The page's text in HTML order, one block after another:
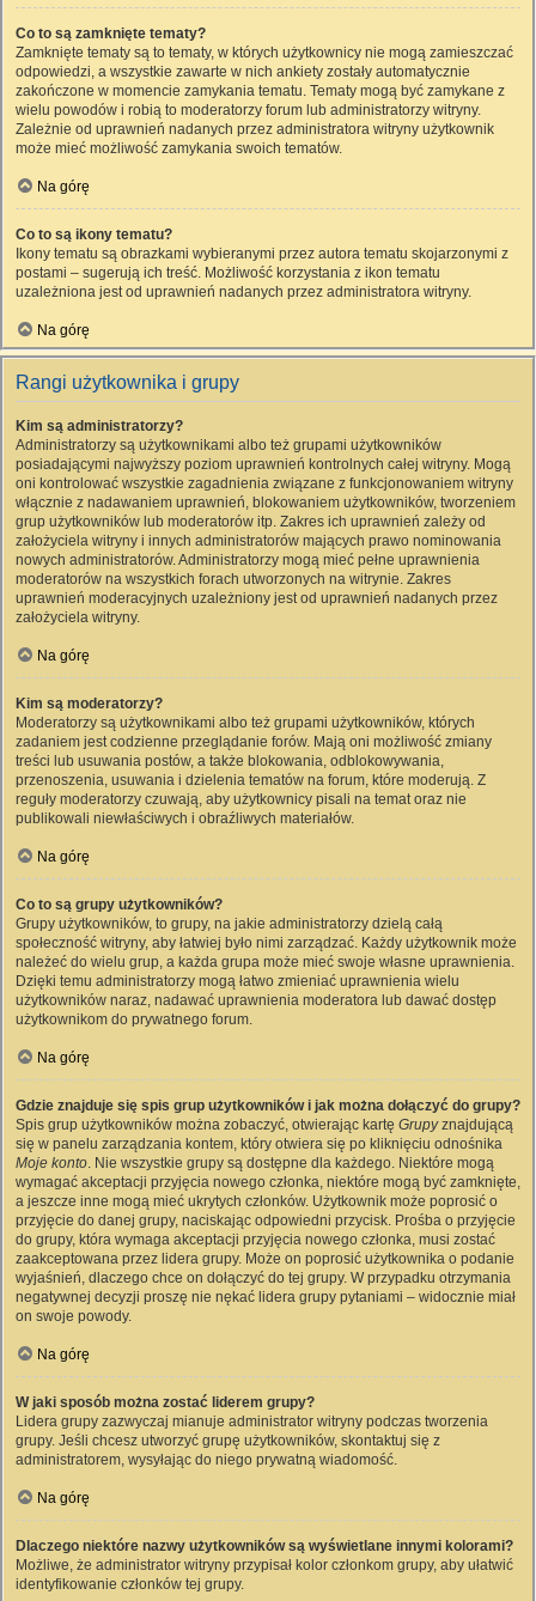
Co to są zamknięte tematy?
Zamknięte tematy są to tematy, w których użytkownicy nie mogą zamieszczać
odpowiedzi, a wszystkie zawarte w nich ankiety zostały automatycznie
zakończone w momencie zamykania tematu. Tematy mogą być zamykane z
wielu powodów i robią to moderatorzy forum lub administratorzy witryny.
Zależnie od uprawnień nadanych przez administratora witryny użytkownik
może mieć możliwość zamykania swoich tematów.
Na górę
Co to są ikony tematu?
Ikony tematu są obrazkami wybieranymi przez autora tematu skojarzonymi z
postami – sugerują ich treść. Możliwość korzystania z ikon tematu
uzależniona jest od uprawnień nadanych przez administratora witryny.
Na górę
Rangi użytkownika i grupy
Kim są administratorzy?
Administratorzy są użytkownikami albo też grupami użytkowników
posiadającymi najwyższy poziom uprawnień kontrolnych całej witryny. Mogą
oni kontrolować wszystkie zagadnienia związane z funkcjonowaniem witryny
włącznie z nadawaniem uprawnień, blokowaniem użytkowników, tworzeniem
grup użytkowników lub moderatorów itp. Zakres ich uprawnień zależy od
założyciela witryny i innych administratorów mających prawo nominowania
nowych administratorów. Administratorzy mogą mieć pełne uprawnienia
moderatorów na wszystkich forach utworzonych na witrynie. Zakres
uprawnień moderacyjnych uzależniony jest od uprawnień nadanych przez
założyciela witryny.
Na górę
Kim są moderatorzy?
Moderatorzy są użytkownikami albo też grupami użytkowników, których
zadaniem jest codzienne przeglądanie forów. Mają oni możliwość zmiany
treści lub usuwania postów, a także blokowania, odblokowywania,
przenoszenia, usuwania i dzielenia tematów na forum, które moderują. Z
reguły moderatorzy czuwają, aby użytkownicy pisali na temat oraz nie
publikowali niewłaściwych i obraźliwych materiałów.
Na górę
Co to są grupy użytkowników?
Grupy użytkowników, to grupy, na jakie administratorzy dzielą całą
społeczność witryny, aby łatwiej było nimi zarządzać. Każdy użytkownik może
należeć do wielu grup, a każda grupa może mieć swoje własne uprawnienia.
Dzięki temu administratorzy mogą łatwo zmieniać uprawnienia wielu
użytkowników naraz, nadawać uprawnienia moderatora lub dawać dostęp
użytkownikom do prywatnego forum.
Na górę
Gdzie znajduje się spis grup użytkowników i jak można dołączyć do grupy?
Spis grup użytkowników można zobaczyć, otwierając kartę Grupyznajdującą
się w panelu zarządzania kontem, który otwiera się po kliknięciu odnośnika
Moje konto. Nie wszystkie grupy są dostępne dla każdego. Niektóre mogą
wymagać akceptacji przyjęcia nowego członka, niektóre mogą być zamknięte,
a jeszcze inne mogą mieć ukrytych członków. Użytkownik może poprosić o
przyjęcie do danej grupy, naciskając odpowiedni przycisk. Prośba o przyjęcie
do grupy, która wymaga akceptacji przyjęcia nowego członka, musi zostać
zaakceptowana przez lidera grupy. Może on poprosić użytkownika o podanie
wyjaśnień, dlaczego chce on dołączyć do tej grupy. W przypadku otrzymania
negatywnej decyzji proszę nie nękać lidera grupy pytaniami – widocznie miał
on swoje powody.
Na górę
W jaki sposób można zostać liderem grupy?
Lidera grupy zazwyczaj mianuje administrator witryny podczas tworzenia
grupy. Jeśli chcesz utworzyć grupę użytkowników, skontaktuj się z
administratorem, wysyłając do niego prywatną wiadomość.
Na górę
Dlaczego niektóre nazwy użytkowników są wyświetlane innymi kolorami?
Możliwe, że administrator witryny przypisał kolor członkom grupy, aby ułatwić
identyfikowanie członków tej grupy.